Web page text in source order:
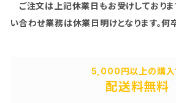
ご注文は上記休業日もお受けしておりま
い合わせ業務は休業日明けとなります。何
5,000円以上の購入
配送料無料